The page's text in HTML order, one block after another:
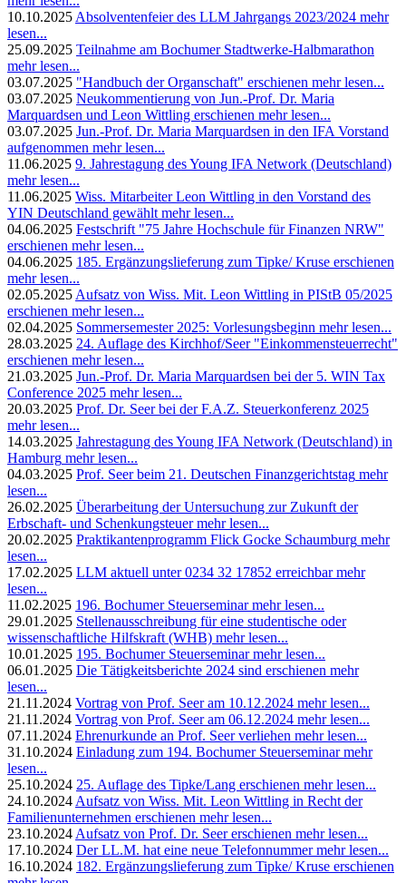
10.10.2025 Absolventenfeier des LLM Jahrgangs 2023/2024 mehr
lesen...
25.09.2025 Teilnahme am Bochumer Stadtwerke-Halbmarathon
mehr lesen...
03.07.2025 "Handbuch der Organschaft" erschienen mehr lesen...
03.07.2025 Neukommentierung von Jun.-Prof. Dr. Maria
Marquardsen und Leon Wittling erschienen mehr lesen...
03.07.2025 Jun.-Prof. Dr. Maria Marquardsen in den IFA Vorstand
aufgenommen mehr lesen...
11.06.2025 9. Jahrestagung des Young IFA Network (Deutschland)
mehr lesen...
11.06.2025 Wiss. Mitarbeiter Leon Wittling in den Vorstand des
YIN Deutschland gewählt mehr lesen...
04.06.2025 Festschrift "75 Jahre Hochschule für Finanzen NRW"
erschienen mehr lesen...
04.06.2025 185. Ergänzungslieferung zum Tipke/ Kruse erschienen
mehr lesen...
02.05.2025 Aufsatz von Wiss. Mit. Leon Wittling in PIStB 05/2025
erschienen mehr lesen...
02.04.2025 Sommersemester 2025: Vorlesungsbeginn mehr lesen...
28.03.2025 24. Auflage des Kirchhof/Seer "Einkommensteuerrecht"
erschienen mehr lesen...
21.03.2025 Jun.-Prof. Dr. Maria Marquardsen bei der 5. WIN Tax
Conference 2025 mehr lesen...
20.03.2025 Prof. Dr. Seer bei der F.A.Z. Steuerkonferenz 2025
mehr lesen...
14.03.2025 Jahrestagung des Young IFA Network (Deutschland) in
Hamburg mehr lesen...
04.03.2025 Prof. Seer beim 21. Deutschen Finanzgerichtstag mehr
lesen...
26.02.2025 Überarbeitung der Untersuchung zur Zukunft der
Erbschaft- und Schenkungsteuer mehr lesen...
20.02.2025 Praktikantenprogramm Flick Gocke Schaumburg mehr
lesen...
17.02.2025 LLM aktuell unter 0234 32 17852 erreichbar mehr
lesen...
11.02.2025 196. Bochumer Steuerseminar mehr lesen...
29.01.2025 Stellenausschreibung für eine studentische oder
wissenschaftliche Hilfskraft (WHB) mehr lesen...
10.01.2025 195. Bochumer Steuerseminar mehr lesen...
06.01.2025 Die Tätigkeitsberichte 2024 sind erschienen mehr
lesen...
21.11.2024 Vortrag von Prof. Seer am 10.12.2024 mehr lesen...
21.11.2024 Vortrag von Prof. Seer am 06.12.2024 mehr lesen...
07.11.2024 Ehrenurkunde an Prof. Seer verliehen mehr lesen...
31.10.2024 Einladung zum 194. Bochumer Steuerseminar mehr
lesen...
25.10.2024 25. Auflage des Tipke/Lang erschienen mehr lesen...
24.10.2024 Aufsatz von Wiss. Mit. Leon Wittling in Recht der
Familienunternehmen erschienen mehr lesen...
23.10.2024 Aufsatz von Prof. Dr. Seer erschienen mehr lesen...
17.10.2024 Der LL.M. hat eine neue Telefonnummer mehr lesen...
16.10.2024 182. Ergänzungslieferung zum Tipke/ Kruse erschienen